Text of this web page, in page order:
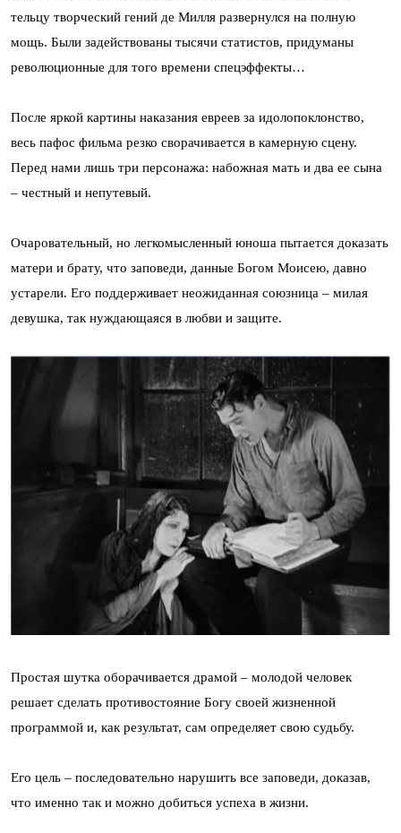
тельцу творческий гений де Милля развернулся на полную
мощь. Были задействованы тысячи статистов, придуманы
революционные для того времени спецэффекты…
После яркой картины наказания евреев за идолопоклонство,
весь пафос фильма резко сворачивается в камерную сцену.
Перед нами лишь три персонажа: набожная мать и два ее сына
– честный и непутевый.
Очаровательный, но легкомысленный юноша пытается доказать
матери и брату, что заповеди, данные Богом Моисею, давно
устарели. Его поддерживает неожиданная союзница – милая
девушка, так нуждающаяся в любви и защите.
Простая шутка оборачивается драмой – молодой человек
решает сделать противостояние Богу своей жизненной
программой и, как результат, сам определяет свою судьбу.
Его цель – последовательно нарушить все заповеди, доказав,
что именно так и можно добиться успеха в жизни.